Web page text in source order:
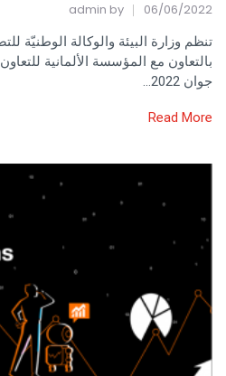
06/06/2022
admin
جوان 2022…
Read More